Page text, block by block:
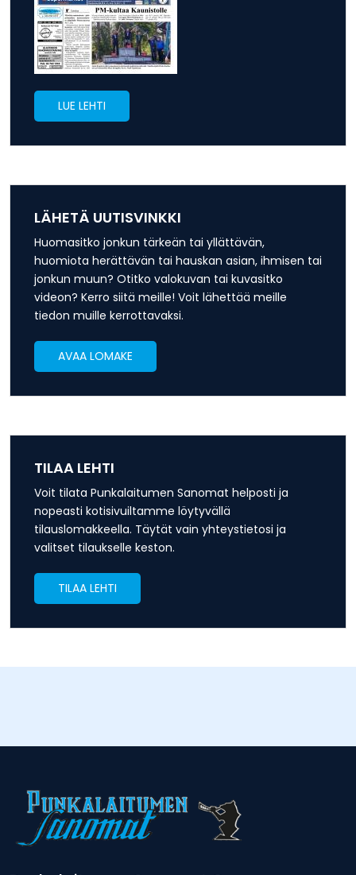
LUE LEHTI
LÄHETÄ UUTISVINKKI
Huomasitko jonkun tärkeän tai yllättävän,
huomiota herättävän tai hauskan asian, ihmisen tai
jonkun muun? Otitko valokuvan tai kuvasitko
videon? Kerro siitä meille! Voit lähettää meille
tiedon muille kerrottavaksi.
AVAA LOMAKE
TILAA LEHTI
Voit tilata Punkalaitumen Sanomat helposti ja
nopeasti kotisivuiltamme löytyvällä
tilauslomakkeella. Täytät vain yhteystietosi ja
valitset tilaukselle keston.
TILAA LEHTI